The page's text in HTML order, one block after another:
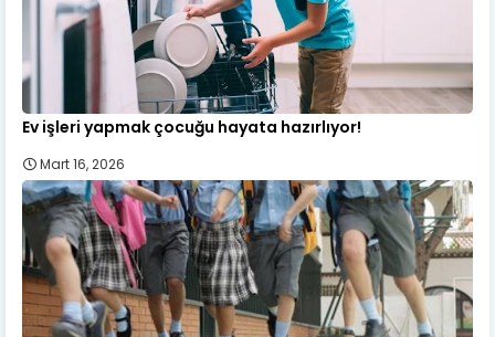
Ev işleri yapmak çocuğu hayata hazırlıyor!
Mart 16, 2026